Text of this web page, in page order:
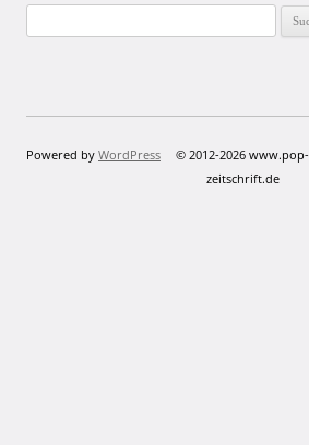
nach:
Powered by WordPress
© 2012-2026 www.pop-
zeitschrift.de